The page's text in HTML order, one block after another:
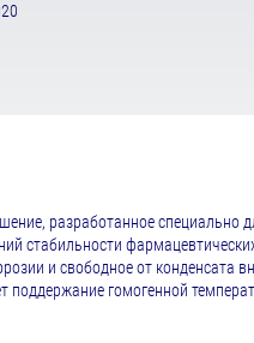
разработанное специально
стабильности
и свободное от конденсата
поддержание гомогенной